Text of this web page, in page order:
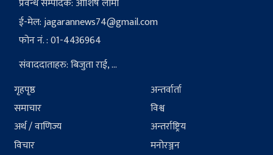
प्रवन्ध सम्पादक: आशिष लामा
ई-मेल:jagarannews74@gmail.com
फोन नं. : 01-4436964
संवाददाताहरु: बिजुता राई, ...
गृहपृष्ठ
समाचार
अर्थ / वाणिज्य
विचार
अन्तर्वार्ता
विश्व
अन्तर्राष्ट्रिय
मनोरञ्जन